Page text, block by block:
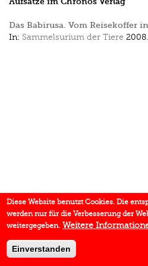
Das Babirusa. Vom Reisekoffer
In: Sammelsurium der Tiere 2008.
Diese Website benutzt Cookies. Die
werden nur für die Verbesserung der
weitergegeben. Weitere
Einverstanden